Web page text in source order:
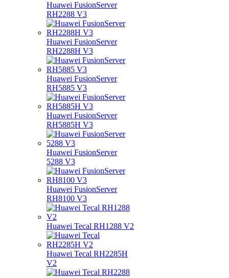
Huawei FusionServer
RH2288 V3
Huawei FusionServer
RH2288H V3
Huawei FusionServer
RH5885 V3
Huawei FusionServer
RH5885H V3
Huawei FusionServer
5288 V3
Huawei FusionServer
RH8100 V3
Huawei Tecal RH1288 V2
Huawei Tecal RH2285H
V2